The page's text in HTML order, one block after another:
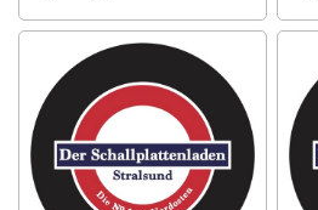
WUNSCHLISTE
HINZUFÜGEN
VERGLEICHSLISTE
HINZUFÜGEN